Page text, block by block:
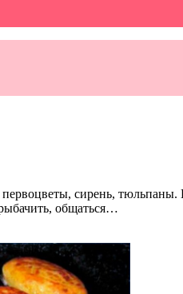
первоцветы, сирень,
общаться…